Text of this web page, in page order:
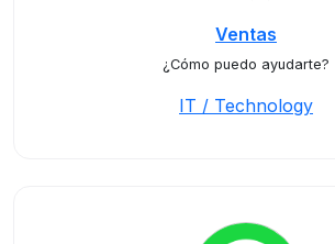
Ventas
¿Cómo puedo ayudarte?
IT / Technology